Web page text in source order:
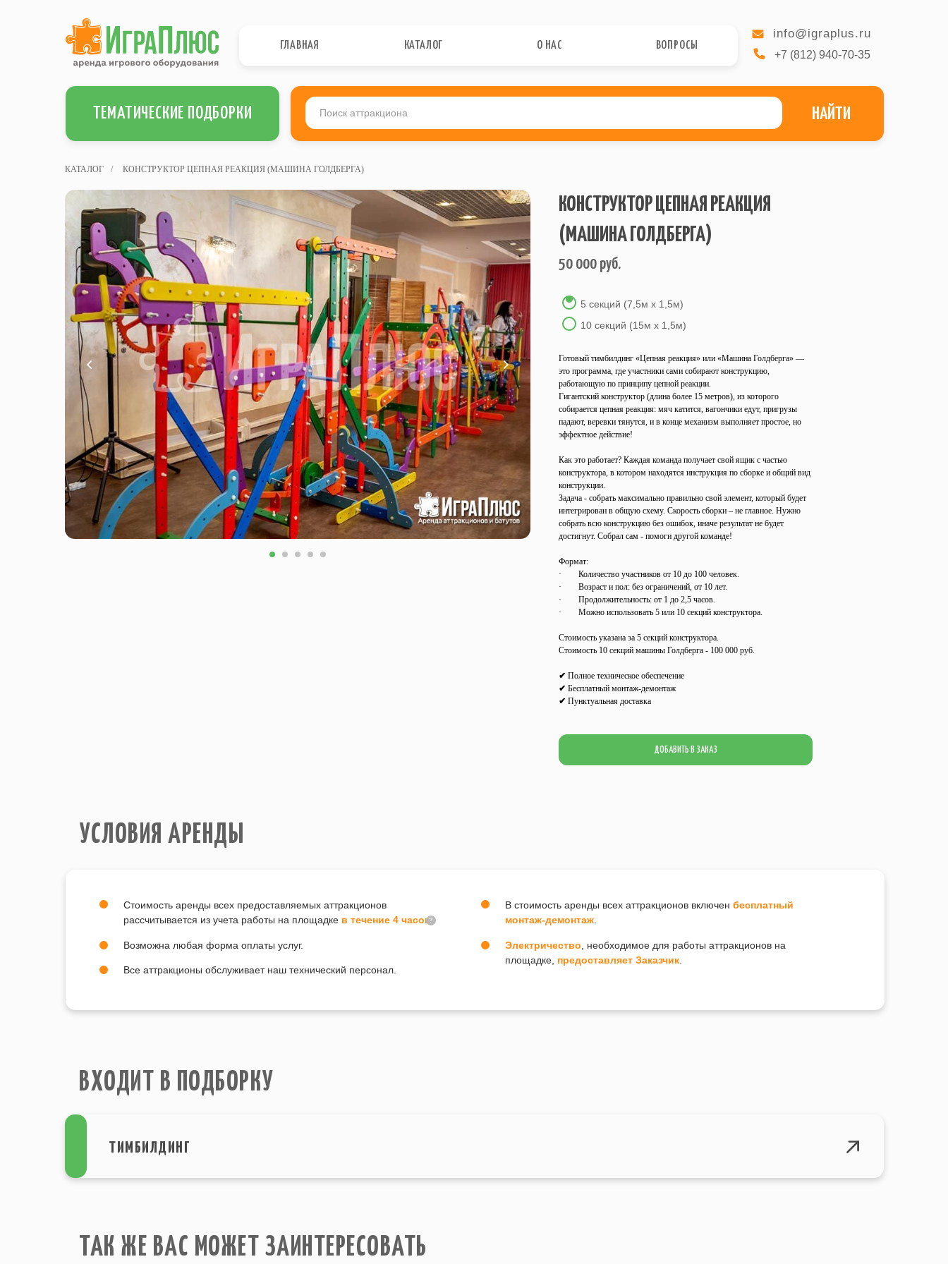
info@igraplus.ru
+7 (812) 940-70-35
ТЕМАТИЧЕСКИЕ ПОДБОРКИ
ГЛАВНАЯ КАТАЛОГ О НАС ВОПРОСЫ
НАЙТИ
КАТАЛОГ / КОНСТРУКТОР ЦЕПНАЯ РЕАКЦИЯ (МАШИНА ГОЛДБЕРГА)
КОНСТРУКТОР ЦЕПНАЯ РЕАКЦИЯ
(МАШИНА ГОЛДБЕРГА)
50 000 руб.
5 секций (7,5м х 1,5м)
10 секций (15м х 1,5м)
Готовый тимбилдинг «Цепная реакция» или «Машина Голдберга» —
это программа, где участники сами собирают конструкцию,
работающую по принципу цепной реакции.
Гигантский конструктор (длина более 15 метров), из которого
собирается цепная реакция: мяч катится, вагончики едут, пригрузы
падают, веревки тянутся, и в конце механизм выполняет простое, но
эффектное действие!
Как это работает? Каждая команда получает свой ящик с частью
конструктора, в котором находятся инструкция по сборке и общий вид
конструкции.
Задача - собрать максимально правильно свой элемент, который будет
интегрирован в общую схему. Скорость сборки – не главное. Нужно
собрать всю конструкцию без ошибок, иначе результат не будет
достигнут. Собрал сам - помоги другой команде!
Формат:
· Количество участников от 10 до 100 человек.
· Возраст и пол: без ограничений, от 10 лет.
· Продолжительность: от 1 до 2,5 часов.
· Можно использовать 5 или 10 секций конструктора.
Стоимость указана за 5 секций конструктора.
Стоимость 10 секций машины Голдберга - 100 000 руб.
✔ Полное техническое обеспечение
✔ Бесплатный монтаж-демонтаж
✔ Пунктуальная доставка
ДОБАВИТЬ В ЗАКАЗ
УСЛОВИЯ АРЕНДЫ
Стоимость аренды всех предоставляемых аттракционов
рассчитывается из учета работы на площадке в течение 4 часов
В стоимость аренды всех аттракционов включен бесплатный
монтаж-демонтаж.
Все аттракционы обслуживает наш технический персонал.
Возможна любая форма оплаты услуг. Электричество, необходимое для работы аттракционов на
площадке, предоставляет Заказчик.
?
ТИМБИЛДИНГ
ВХОДИТ В ПОДБОРКУ
ТАК ЖЕ ВАС МОЖЕТ ЗАИНТЕРЕСОВАТЬ